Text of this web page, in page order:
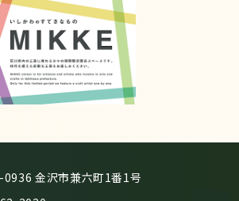
0936 金沢市兼六町1番1号